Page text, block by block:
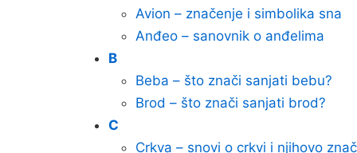
Avion – značenje i simbolika sna
Anđeo – sanovnik o anđelima
B
Beba – što znači sanjati bebu?
Brod – što znači sanjati brod?
C
Crkva – snovi o crkvi i njihovo